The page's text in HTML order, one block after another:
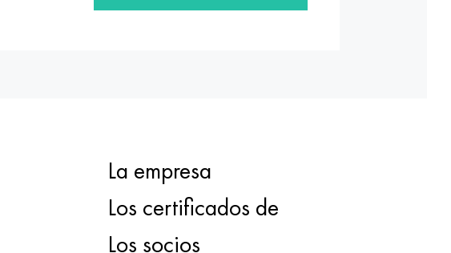
La empresa
Los certificados de
Los socios